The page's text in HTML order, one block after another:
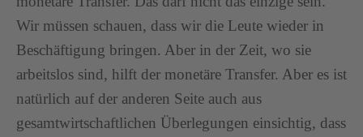
Wir müssen schauen, dass wir die Leute wieder in
Beschäftigung bringen. Aber in der Zeit, wo sie
arbeitslos sind, hilft der monetäre Transfer. Aber es ist
natürlich auf der anderen Seite auch aus
gesamtwirtschaftlichen Überlegungen einsichtig, dass